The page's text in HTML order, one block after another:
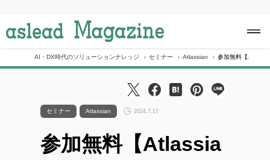
c
AI・DX時代のソリューションナレッジ セミナー Atlassian 参加無料【
セミナー Atlassian 2024.7.17
参加無料【Atlassia